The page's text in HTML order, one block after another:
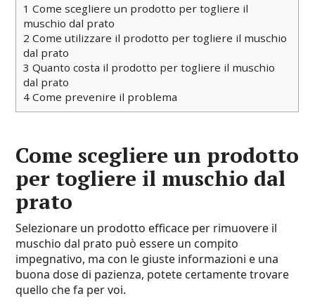
1 Come scegliere un prodotto per togliere il
muschio dal prato
2 Come utilizzare il prodotto per togliere il muschio
dal prato
3 Quanto costa il prodotto per togliere il muschio
dal prato
4 Come prevenire il problema
Come scegliere un prodotto
per togliere il muschio dal
prato
Selezionare un prodotto efficace per rimuovere il
muschio dal prato può essere un compito
impegnativo, ma con le giuste informazioni e una
buona dose di pazienza, potete certamente trovare
quello che fa per voi.